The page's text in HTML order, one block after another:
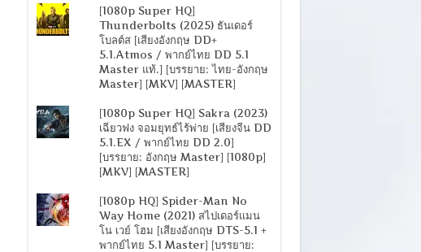
[1080p Super HQ]
Thunderbolts (2025) ธันเดอร์
โบลต์ส [เสียงอังกฤษ DD+
5.1.Atmos / พากย์ไทย DD 5.1
Master แท้.] [บรรยาย: ไทย-อังกฤษ
Master] [MKV] [MASTER]
[1080p Super HQ] Sakra (2023)
เฉียวฟง จอมยุทธ์ไร้พ่าย [เสียงจีน DD
5.1.EX / พากย์ไทย DD 2.0]
[บรรยาย: อังกฤษ Master] [1080p]
[MKV] [MASTER]
[1080p HQ] Spider-Man No
Way Home (2021) สไปเดอร์แมน
โน เวย์ โฮม [เสียงอังกฤษ DTS-5.1 +
พากย์ไทย 5.1 Master] [บรรยาย: